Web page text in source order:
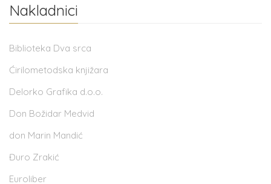
Nakladnici
Biblioteka Dva srca
Ćirilometodska knjižara
Delorko Grafika d.o.o.
Don Božidar Medvid
don Marin Mandić
Đuro Zrakić
Euroliber